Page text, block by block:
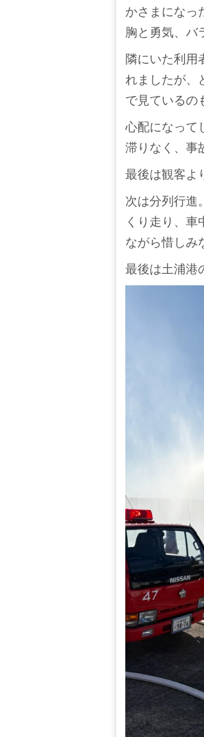
かさまになっ
胸と勇気、バ
隣にいた利用
れましたが、
で見ているの
心配になって
滞りなく、事
最後は観客よ
次は分列行進
くり走り、
ながら惜しみ
最後は土浦港